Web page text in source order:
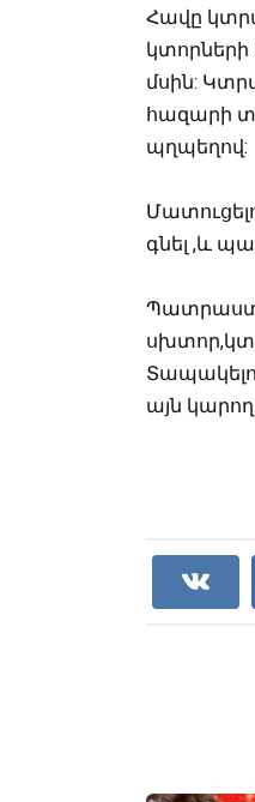
Հավը
կտորների
մսին:
հազարի
պղպեղով:
գնել ,և
այն